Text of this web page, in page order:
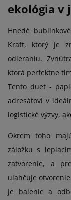
ekológia v
Hnedé
Kraft, ktorý je
odieraniu.
ktorá perfektne
Tento duet -
adresátovi v
logistické výzvy,
Okrem toho
záložku s
zatvorenie, a
uľahčuje
je balenie a